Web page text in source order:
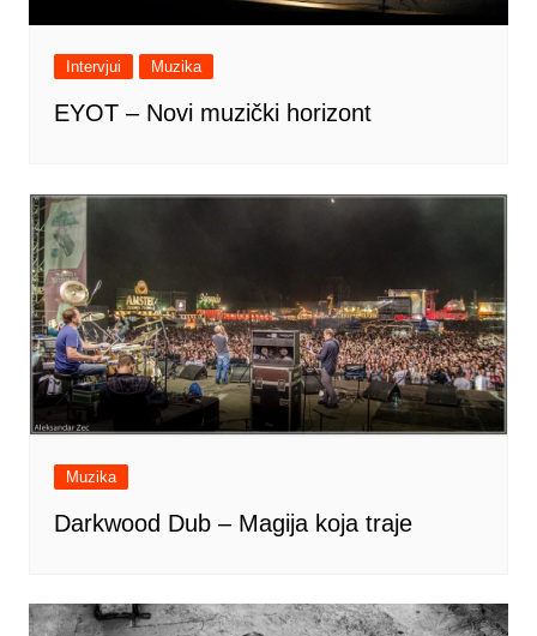
Intervjui Muzika
EYOT – Novi muzički horizont
Muzika
Darkwood Dub – Magija koja traje